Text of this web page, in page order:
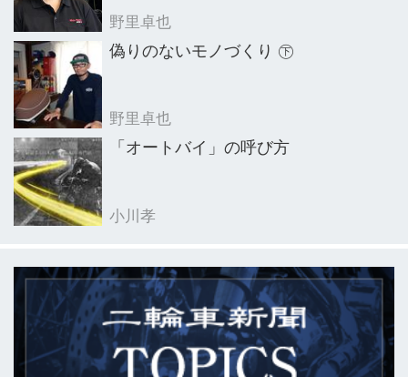
野里卓也
偽りのないモノづくり ㊦
野里卓也
「オートバイ」の呼び方
小川孝